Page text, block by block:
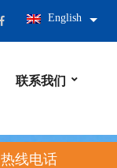
English
联系我们
热线电话